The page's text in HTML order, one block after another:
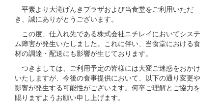
平素より大滝げんきプラザおよび当食堂をご利用いただ
き、誠にありがとうございます。
この度、仕入れ先である株式会社ニチレイにおいてシステ
ム障害が発生いたしました。これに伴い、当食堂における食
材の調達・配送にも影響が生じております。
つきましては、ご利用予定の皆様には大変ご迷惑をおかけ
いたしますが、今後の食事提供において、以下の通り変更や
影響が発生する可能性がございます。何卒ご理解とご協力を
賜りますようお願い申し上げます。